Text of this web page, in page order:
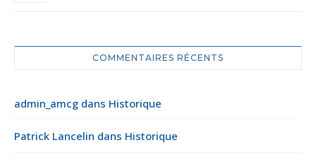
COMMENTAIRES RÉCENTS
admin_amcg dans Historique
Patrick Lancelin dans Historique